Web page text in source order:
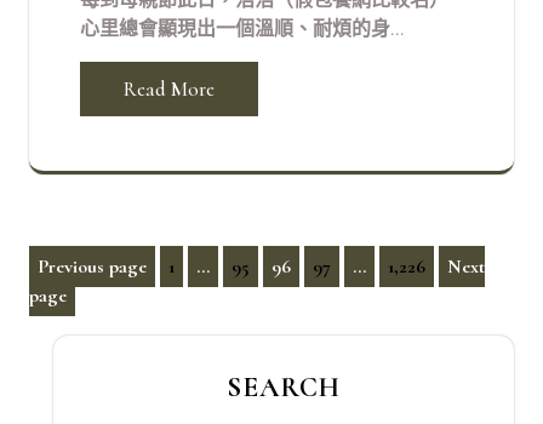
心里總會顯現出一個溫順、耐煩的身...
Read More
文
章
分
Previous page Page
1 ... Page
95 Page
96 Page
97 ... Page
1,226
Next
page
SEARCH